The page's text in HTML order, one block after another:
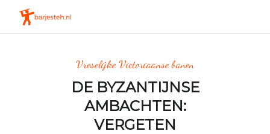
Vreselijke Victoriaanse banen
DE BYZANTIJNSE
AMBACHTEN:
VERGETEN